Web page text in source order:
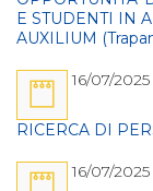
E STUDENTI IN
AUXILIUM
16/07/2025
RICERCA DI
16/07/2025